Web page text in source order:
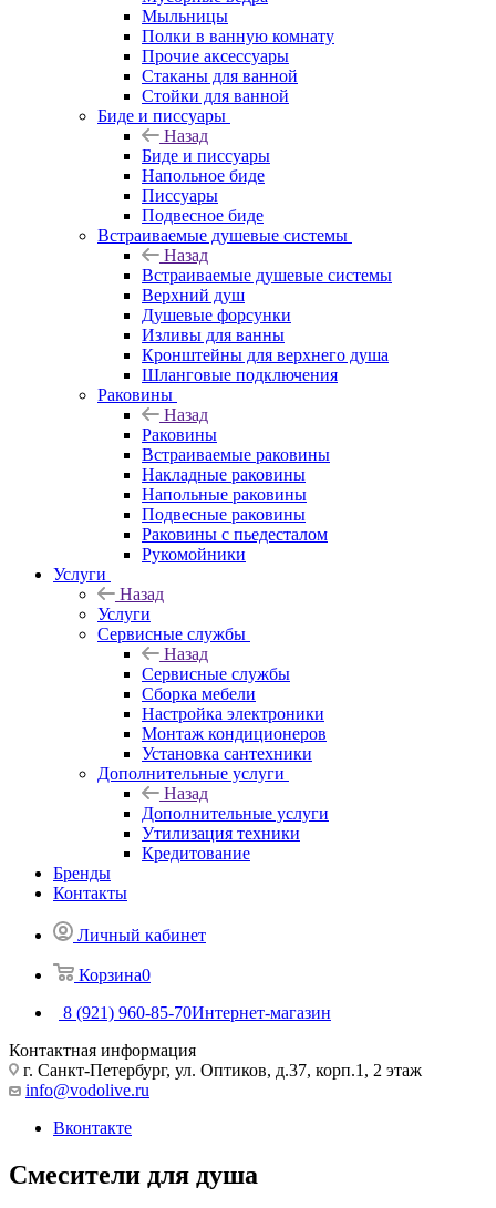
Мыльницы
Полки в ванную комнату
Прочие аксессуары
Стаканы для ванной
Стойки для ванной
Биде и писсуары
Назад
Биде и писсуары
Напольное биде
Писсуары
Подвесное биде
Встраиваемые душевые системы
Назад
Встраиваемые душевые системы
Верхний душ
Душевые форсунки
Изливы для ванны
Кронштейны для верхнего душа
Шланговые подключения
Раковины
Назад
Раковины
Встраиваемые раковины
Накладные раковины
Напольные раковины
Подвесные раковины
Раковины с пьедесталом
Рукомойники
Услуги
Назад
Услуги
Сервисные службы
Назад
Сервисные службы
Сборка мебели
Настройка электроники
Монтаж кондиционеров
Установка сантехники
Дополнительные услуги
Назад
Дополнительные услуги
Утилизация техники
Кредитование
Бренды
Контакты
Личный кабинет
Корзина0
8 (921) 960-85-70Интернет-магазин
Контактная информация
г. Санкт-Петербург, ул. Оптиков, д.37, корп.1, 2 этаж
info@vodolive.ru
Вконтакте
Смесители для душа